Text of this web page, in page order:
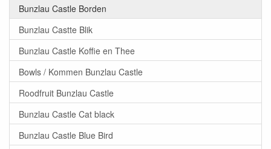
Bunzlau Castle Borden
Bunzlau Castte Blik
Bunzlau Castle Koffie en Thee
Bowls / Kommen Bunzlau Castle
Roodfruit Bunzlau Castle
Bunzlau Castle Cat black
Bunzlau Castle Blue Bird